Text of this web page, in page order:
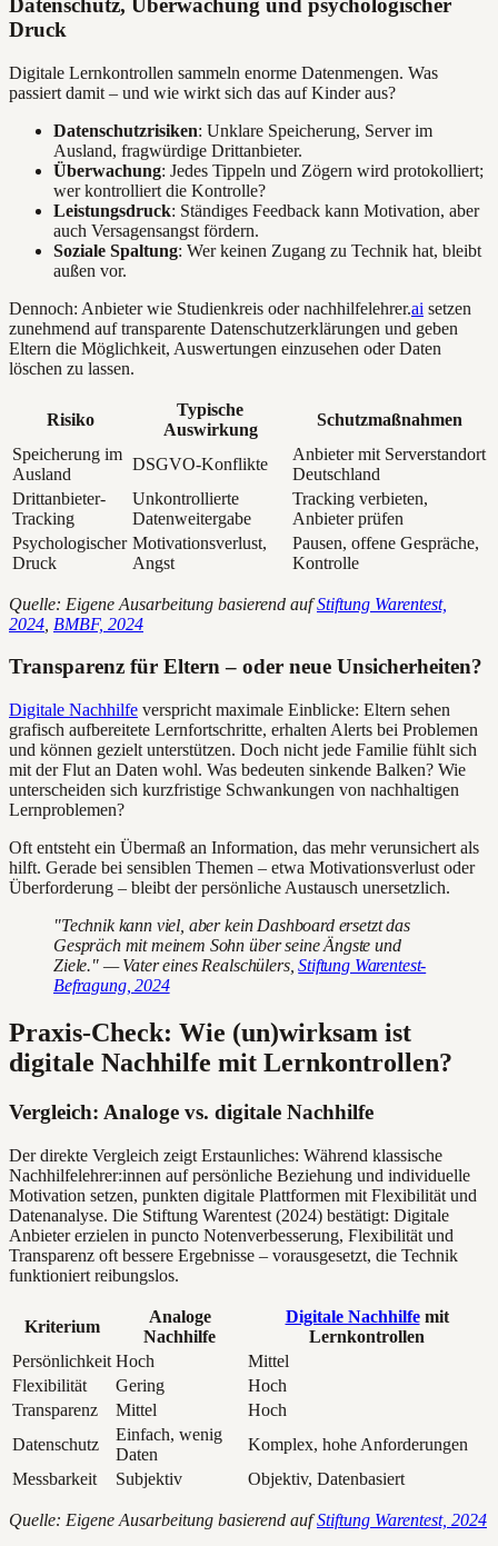
Datenschutz, Überwachung und psychologischer
Druck
Digitale Lernkontrollen sammeln enorme Datenmengen. Was
passiert damit – und wie wirkt sich das auf Kinder aus?
Datenschutzrisiken: Unklare Speicherung, Server im
Ausland, fragwürdige Drittanbieter.
Überwachung: Jedes Tippeln und Zögern wird protokolliert;
wer kontrolliert die Kontrolle?
Leistungsdruck: Ständiges Feedback kann Motivation, aber
auch Versagensangst fördern.
Soziale Spaltung: Wer keinen Zugang zu Technik hat, bleibt
außen vor.
Dennoch: Anbieter wie Studienkreis oder nachhilfelehrer.ai setzen
zunehmend auf transparente Datenschutzerklärungen und geben
Eltern die Möglichkeit, Auswertungen einzusehen oder Daten
löschen zu lassen.
Risiko
Typische
Auswirkung
Schutzmaßnahmen
Speicherung im
Ausland
DSGVO-Konflikte
Anbieter mit Serverstandort
Deutschland
Drittanbieter-
Tracking
Unkontrollierte
Datenweitergabe
Tracking verbieten,
Anbieter prüfen
Psychologischer
Druck
Motivationsverlust,
Angst
Pausen, offene Gespräche,
Kontrolle
Quelle: Eigene Ausarbeitung basierend aufStiftung Warentest,
2024 BMBF, 2024
Transparenz für Eltern – oder neue Unsicherheiten?
Digitale Nachhilfe verspricht maximale Einblicke: Eltern sehen
grafisch aufbereitete Lernfortschritte, erhalten Alerts bei Problemen
und können gezielt unterstützen. Doch nicht jede Familie fühlt sich
mit der Flut an Daten wohl. Was bedeuten sinkende Balken? Wie
unterscheiden sich kurzfristige Schwankungen von nachhaltigen
Lernproblemen?
Oft entsteht ein Übermaß an Information, das mehr verunsichert als
hilft. Gerade bei sensiblen Themen – etwa Motivationsverlust oder
Überforderung – bleibt der persönliche Austausch unersetzlich.
"Technik kann viel, aber kein Dashboard ersetzt das
Gespräch mit meinem Sohn über seine Ängste und
Ziele." — Vater eines Realschülers,Stiftung Warentest-
Befragung, 2024
Praxis-Check: Wie (un)wirksam ist
digitale Nachhilfe mit Lernkontrollen?
Vergleich: Analoge vs. digitale Nachhilfe
Der direkte Vergleich zeigt Erstaunliches: Während klassische
Nachhilfelehrer:innen auf persönliche Beziehung und individuelle
Motivation setzen, punkten digitale Plattformen mit Flexibilität und
Datenanalyse. Die Stiftung Warentest (2024) bestätigt: Digitale
Anbieter erzielen in puncto Notenverbesserung, Flexibilität und
Transparenz oft bessere Ergebnisse – vorausgesetzt, die Technik
funktioniert reibungslos.
Kriterium
Analoge
Nachhilfe
Digitale Nachhilfemit
Lernkontrollen
Persönlichkeit Hoch
Mittel
Flexibilität
Gering
Hoch
Transparenz
Mittel
Hoch
Datenschutz
Einfach, wenig
Daten
Komplex, hohe Anforderungen
Messbarkeit
Subjektiv Objektiv, Datenbasiert
Quelle: Eigene Ausarbeitung basierend aufStiftung Warentest, 2024